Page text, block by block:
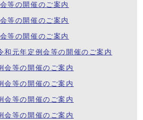
等の開催のご案内
等の開催のご案内
等の開催のご案内
和元年定例会等の開催のご案内
会等の開催のご案内
会等の開催のご案内
会等の開催のご案内
会等の開催のご案内